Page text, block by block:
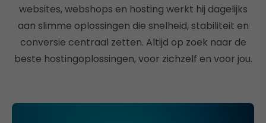
websites, webshops en hosting werkt hij dagelijks
aan slimme oplossingen die snelheid, stabiliteit en
conversie centraal zetten. Altijd op zoek naar de
beste hostingoplossingen, voor zichzelf en voor jou.